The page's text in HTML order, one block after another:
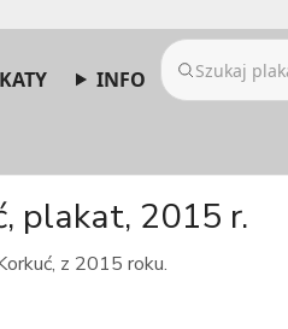
INFO
plakat, 2015 r.
z 2015 roku.